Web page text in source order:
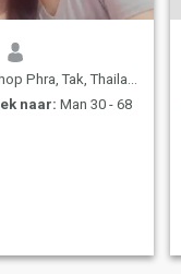
Phra, Tak, Thailand
naar: Man 30 - 68